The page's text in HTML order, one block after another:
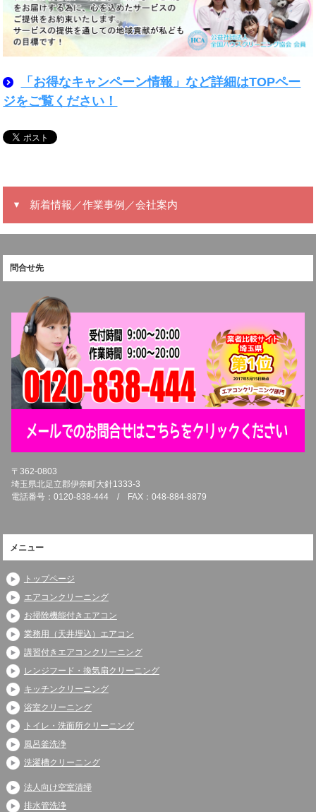
「お得なキャンペーン情報」など詳細はTOPペー
ジをご覧ください！
新着情報／作業事例／会社案内
問合せ先
〒362-0803
埼玉県北足立郡伊奈町大針1333-3
電話番号：0120-838-444 / FAX：048-884-8879
メニュー
トップページ
エアコンクリーニング
お掃除機能付きエアコン
業務用（天井埋込）エアコン
講習付きエアコンクリーニング
レンジフード・換気扇クリーニング
キッチンクリーニング
浴室クリーニング
トイレ・洗面所クリーニング
風呂釜洗浄
洗濯槽クリーニング
法人向け空室清掃
排水管洗浄